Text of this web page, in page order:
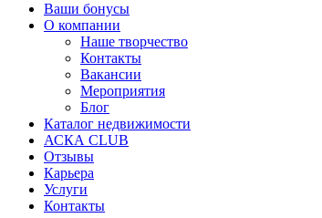
Ваши бонусы
О компании
Наше творчество
Контакты
Вакансии
Мероприятия
Блог
Каталог недвижимости
АСКА CLUB
Отзывы
Карьера
Услуги
Контакты